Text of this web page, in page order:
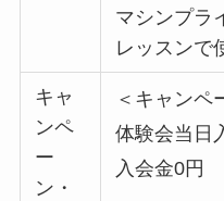
マシンプラ
レッスンで
キャ
ンペ
ー
ン・
＜キャンペ
体験会当日
入会金0円